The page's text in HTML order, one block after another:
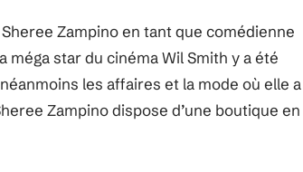
Zampino en tant que comédienne
star du cinéma Wil Smith y a été
les affaires et la mode où elle a
Zampino dispose d’une boutique en